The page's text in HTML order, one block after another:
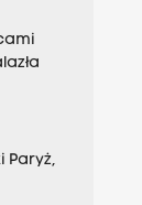
Paryż,